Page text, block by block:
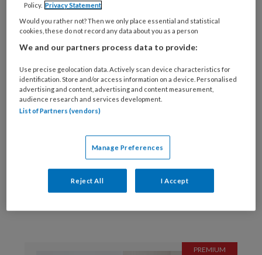
Policy. Privacy Statement
Would you rather not? Then we only place essential and statistical
cookies, these do not record any data about you as a person
We and our partners process data to provide:
Use precise geolocation data. Actively scan device characteristics for
identification. Store and/or access information on a device. Personalised
advertising and content, advertising and content measurement,
audience research and services development.
List of Partners (vendors)
Manage Preferences
Reject All I Accept